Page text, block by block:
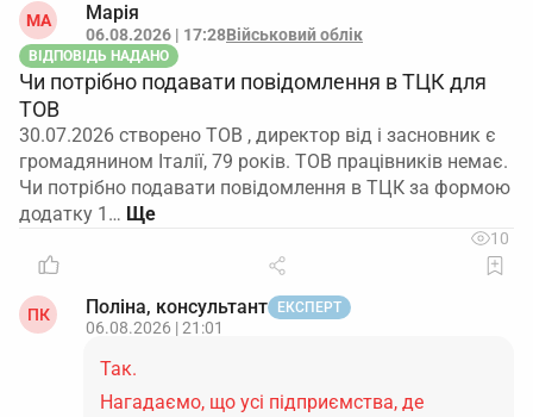
МА Марія
06.08.2026 | 17:28Військовий облік
ВІДПОВІДЬ НАДАНО
Чи потрібно подавати повідомлення в ТЦК для
ТОВ
30.07.2026 створено ТОВ , директор від і засновник є
громадянином Італії, 79 років. ТОВ працівників немає.
Чи потрібно подавати повідомлення в ТЦК за формою
додатку 1…
10
ПК Поліна, консультант ЕКСПЕРТ
06.08.2026 | 21:01
Так.
Нагадаємо, що усі підприємства, де